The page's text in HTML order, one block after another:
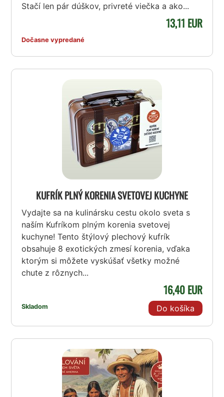
Stačí len pár dúškov, privreté viečka a ako...
Dočasne vypredané
13,11 EUR
KUFRÍK PLNÝ KORENIA SVETOVEJ KUCHYNE
Vydajte sa na kulinársku cestu okolo sveta s
naším Kufríkom plným korenia svetovej
kuchyne! Tento štýlový plechový kufrík
obsahuje 8 exotických zmesí korenia, vďaka
ktorým si môžete vyskúšať všetky možné
chute z rôznych...
Skladom
16,40 EUR
Do košíka